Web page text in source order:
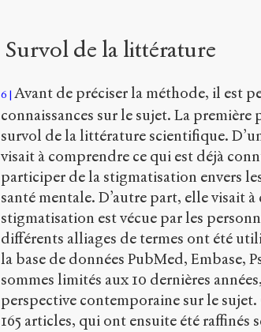
Survol de la littérature
6
Avant de préciser la méthode, il est
connaissances sur le sujet. La
survol de la littérature scientifique.
visait à comprendre ce qui est déjà
participer de la stigmatisation envers
santé mentale. D’autre part, elle visait
stigmatisation est vécue par les
différents alliages de termes ont été
la base de données PubMed, Embase,
sommes limités aux 10 dernières
perspective contemporaine sur le
165 articles, qui ont ensuite été raffinés